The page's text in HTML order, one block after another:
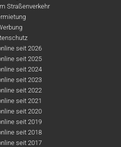
Straßenverkehr
seit 2026
seit 2025
seit 2024
seit 2023
seit 2022
seit 2021
seit 2020
seit 2019
seit 2018
seit 2017